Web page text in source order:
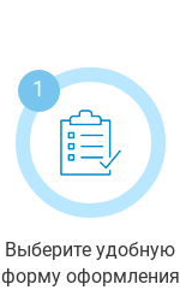
1
Выберите удобную
форму оформления